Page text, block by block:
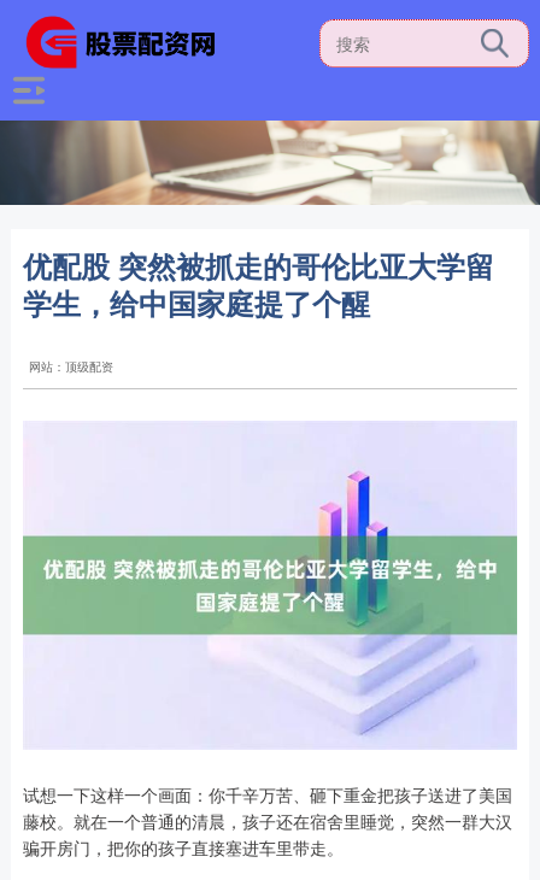
优配股 突然被抓走的哥伦比亚大学留
学生，给中国家庭提了个醒
网站：顶级配资
试想一下这样一个画面：你千辛万苦、砸下重金把孩子送进了美国
藤校。就在一个普通的清晨，孩子还在宿舍里睡觉，突然一群大汉
骗开房门，把你的孩子直接塞进车里带走。